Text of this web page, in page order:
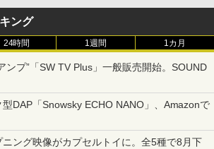
ング
24時間 1週間 1カ月
ンプ”「SW TV Plus」一般販売開始。SOUND
DAP「Snowsky ECHO NANO」、Amazonで
ング映像がカプセルトイに。全5種で8月下